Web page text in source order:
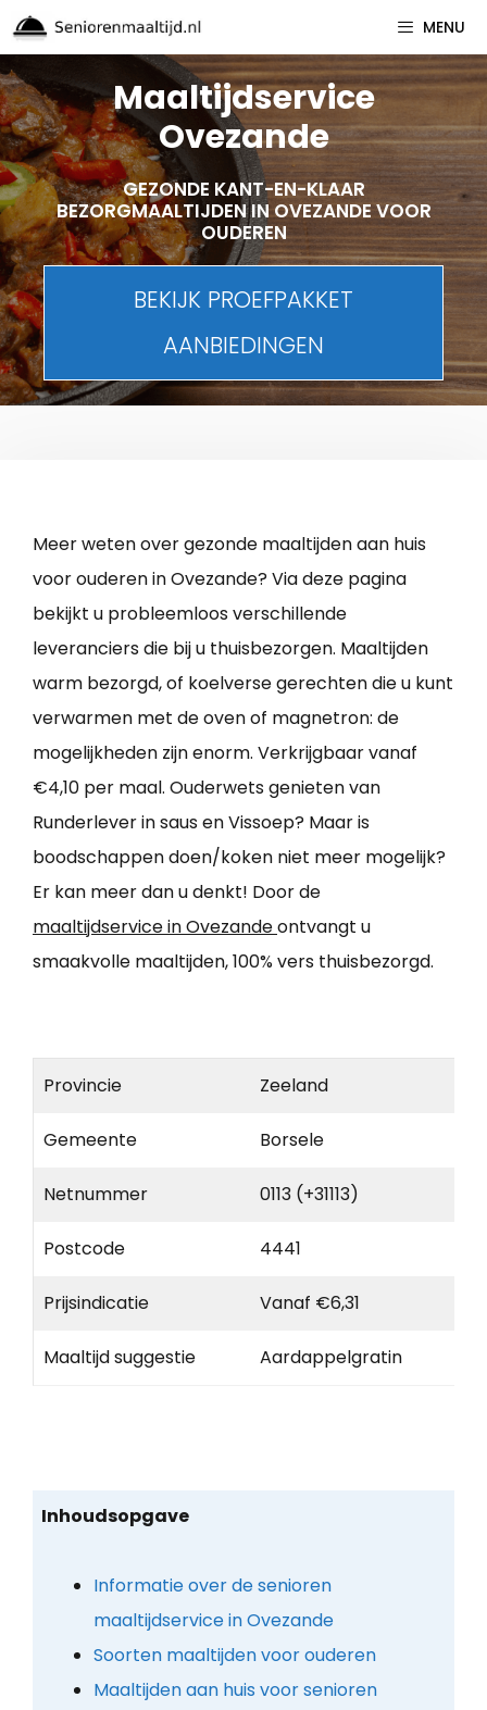
Spring
naar
inhoud
MENU
Maaltijdservice
Ovezande
GEZONDE KANT-EN-KLAAR
BEZORGMAALTIJDEN IN OVEZANDE VOOR
OUDEREN
BEKIJK PROEFPAKKET
AANBIEDINGEN
Meer weten over gezonde maaltijden aan huis
voor ouderen in Ovezande? Via deze pagina
bekijkt u probleemloos verschillende
leveranciers die bij u thuisbezorgen. Maaltijden
warm bezorgd, of koelverse gerechten die u kunt
verwarmen met de oven of magnetron: de
mogelijkheden zijn enorm. Verkrijgbaar vanaf
€4,10 per maal. Ouderwets genieten van
Runderlever in saus en Vissoep? Maar is
boodschappen doen/koken niet meer mogelijk?
Er kan meer dan u denkt! Door de
maaltijdservice in Ovezandeontvangt u
smaakvolle maaltijden, 100% vers thuisbezorgd.
Provincie Zeeland
Gemeente Borsele
Netnummer 0113 (+31113)
Postcode 4441
Prijsindicatie Vanaf €6,31
Maaltijd suggestie Aardappelgratin
Inhoudsopgave
Informatie over de senioren
maaltijdservice in Ovezande
Soorten maaltijden voor ouderen
Maaltijden aan huis voor senioren